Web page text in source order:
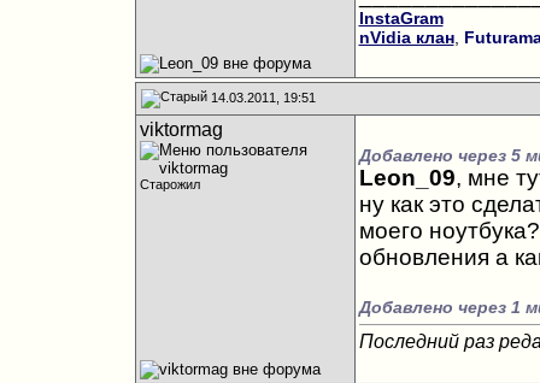
InstaGram
nVidia клан,
14.03.2011, 19:51
viktormag
Старожил
Добавлено через 5
Leon_09, мне
ну как это
моего
обновления а
Добавлено через 1
Последний раз